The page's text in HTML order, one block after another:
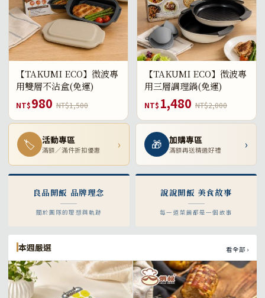
【TAKUMI ECO】微波專
用雙層不沾盒(免運)
NT$980 NT$1,500
【TAKUMI ECO】微波專
用三層調理鍋(免運)
NT$ 1,480 NT$2,000
🏷 活動專區
滿額／滿件折扣優惠 › 🎁 加購專區
滿額再送精選好禮 ›
良品開飯 品牌理念
關於團隊的理想與軌跡
說說開飯 美食故事
每一道菜餚都是一個故事
本週嚴選 看全部 ›